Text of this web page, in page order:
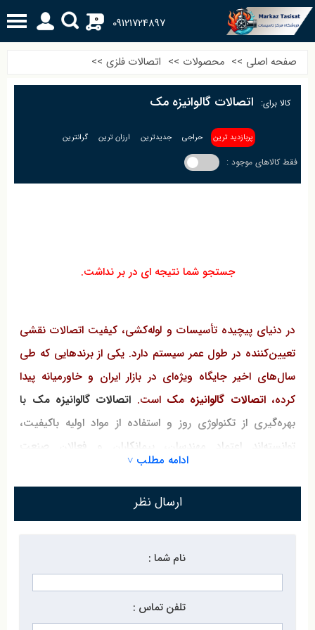
09121724897
0
صفحه اصلی >> محصولات >> اتصالات فلزی >>
کالا برای: اتصالات گالوانیزه مک
پربازدید ترین حراجی جدیدترین ارزان ترین گرانترین
فقط کالاهای موجود :
جستجو شما نتیجه ای در بر نداشت.
در دنیای پیچیده تأسیسات و لوله‌کشی، کیفیت اتصالات نقشی
تعیین‌کننده در طول عمر سیستم دارد. یکی از برندهایی که طی
سال‌های اخیر جایگاه ویژه‌ای در بازار ایران و خاورمیانه پیدا
کرده،اتصالات گالوانیزه مک است. اتصالات گالوانیزه مک با
بهره‌گیری از تکنولوژی روز و استفاده از مواد اولیه باکیفیت،
توانسته‌اند اعتماد مهندسان، پیمانکاران و فعالان صنعت
کشورهای مختلف از جمله چین و تایوان تولید می‌شود، در حال
اتصالات گالوانیزه مک با روکش گالوانیزه گرم، مقاومت بالایی در
برابر رطوبت، خوردگی، فشار و دمای بالا دارند و به‌همین دلیل،
انتخابی عالی برای سیستم‌های آبرسانی، خطوط انتقال سیالات،
ادامه مطلب ˅
ارسال نظر
نام شما :
تلفن تماس :